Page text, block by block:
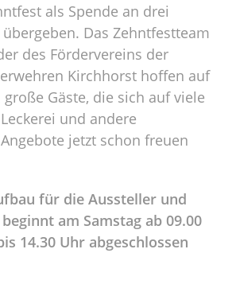
als Spende an drei
Das Zehntfestteam
des Fördervereins der
Kirchhorst hoffen auf
Gäste, die sich auf viele
und andere
jetzt schon freuen
für die Aussteller und
am Samstag ab 09.00
14.30 Uhr abgeschlossen